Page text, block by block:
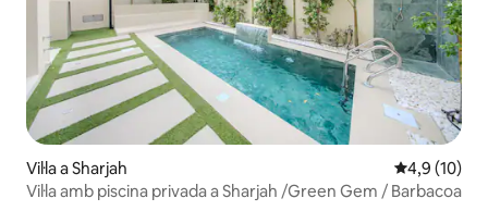
Vil·la a Sharjah 4,9 de
4,9 (10)
Vil·la amb piscina privada a Sharjah /Green Gem / Barbacoa